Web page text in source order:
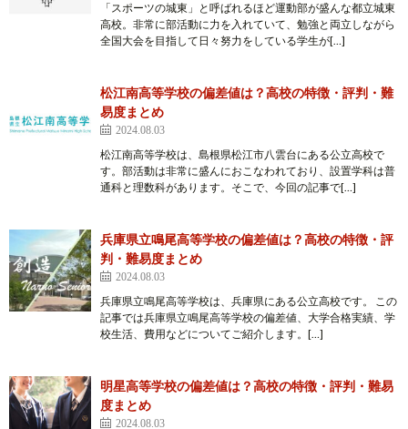
「スポーツの城東」と呼ばれるほど運動部が盛んな都立城東
高校。非常に部活動に力を入れていて、勉強と両立しながら
全国大会を目指して日々努力をしている学生が[…]
松江南高等学校の偏差値は？高校の特徴・評判・難
易度まとめ
2024.08.03
松江南高等学校は、島根県松江市八雲台にある公立高校で
す。部活動は非常に盛んにおこなわれており、設置学科は普
通科と理数科があります。そこで、今回の記事で[…]
兵庫県立鳴尾高等学校の偏差値は？高校の特徴・評
判・難易度まとめ
2024.08.03
兵庫県立鳴尾高等学校は、兵庫県にある公立高校です。 この
記事では兵庫県立鳴尾高等学校の偏差値、大学合格実績、学
校生活、費用などについてご紹介します。[…]
明星高等学校の偏差値は？高校の特徴・評判・難易
度まとめ
2024.08.03